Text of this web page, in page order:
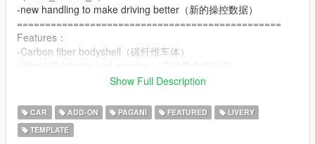
-new handling to make driving better（新的操控数据）
===============================================
Features：
-Carbon fiber bodyshell（碳纤维车体）
-Template for create custom skin （支持涂装）
-Working digital dials （可工作的完整仪表）
-Lot of details （许多细节）
-extra bonnet and boot（额外可拆卸的前盖后盖）
Show Full Description
CAR ADD-ON PAGANI FEATURED
LIVERY
TEMPLATE